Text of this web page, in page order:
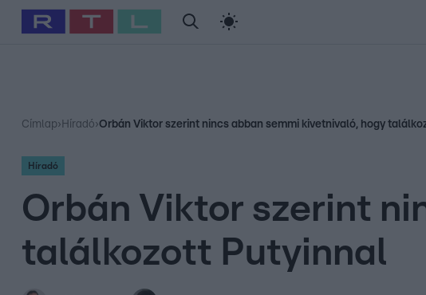
Babits Marcella Szellő István Most Wanted
Címlap› Híradó›Orbán Viktor szerint nincs abban semmi kivetnivaló, hogy
Híradó
Orbán Viktor szerint
találkozott Putyinnal